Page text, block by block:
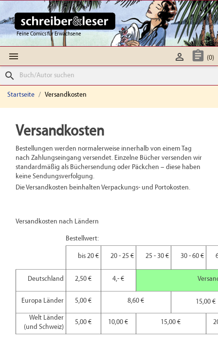
Feine Comics für Erwachsene
  (0)

search
Startseite Versandkosten
Versandkosten
Bestellungen werden normalerweise innerhalb von einem Tag
nach Zahlungseingang versendet. Einzelne Bücher versenden wir
standardmäßig als Büchersendung oder Päckchen – diese haben
keine Sendungsverfolgung.
Die Versandkosten beinhalten Verpackungs- und Portokosten.
Versandkosten nach Ländern
Bestellwert:
bis 20 € 20 - 25 € 25 - 30 € 30 - 60 €
Deutschland 2,50 € 4,- €
Europa Länder 5,00 € 8,60 € 15,00 €
Welt Länder
(und Schweiz)
5,00 € 10,00 € 15,00 €